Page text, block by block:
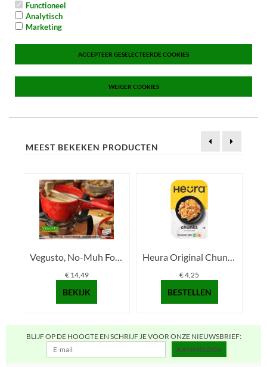
Belvas Chocolademelk druppels 120g
Vergelijk
Vorige 1 2 3 4 5 Volgende
MEEST BEKEKEN PRODUCTEN
Vegusto, No-Muh Fondue 2...
€ 14,49
BEKIJK
Heura Original Chunks 16...
€ 4,25
BESTELLEN
BLIJF OP DE HOOGTE EN SCHRIJF JE VOOR ONZE NIEUWSBRIEF:
AANMELDEN
Functioneel
Analytisch
Marketing
ACCEPTEER GESELECTEERDE COOKIES
WEIGER COOKIES